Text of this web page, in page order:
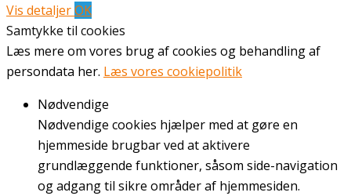
Vis detaljerOK
Samtykke til cookies
Læs mere om vores brug af cookies og behandling af
persondata her. Læs vores cookiepolitik
Nødvendige
Nødvendige cookies hjælper med at gøre en
hjemmeside brugbar ved at aktivere
grundlæggende funktioner, såsom side-navigation
og adgang til sikre områder af hjemmesiden.